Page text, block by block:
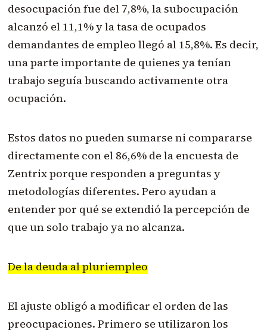
desocupación fue del 7,8%, la subocupación
alcanzó el 11,1% y la tasa de ocupados
demandantes de empleo llegó al 15,8%. Es decir,
una parte importante de quienes ya tenían
trabajo seguía buscando activamente otra
ocupación.
Estos datos no pueden sumarse ni compararse
directamente con el 86,6% de la encuesta de
Zentrix porque responden a preguntas y
metodologías diferentes. Pero ayudan a
entender por qué se extendió la percepción de
que un solo trabajo ya no alcanza.
De la deuda al pluriempleo
El ajuste obligó a modificar el orden de las
preocupaciones. Primero se utilizaron los